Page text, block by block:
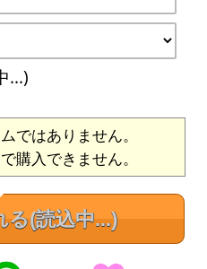
...)
ではありません。
購入できません。
る(読込中...)